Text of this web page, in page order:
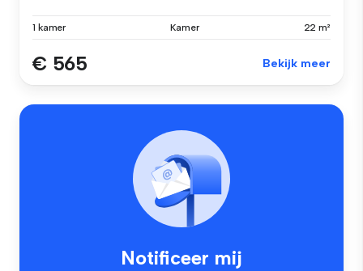
1 kamer Kamer 22 m²
€ 565 Bekijk meer
Notificeer mij